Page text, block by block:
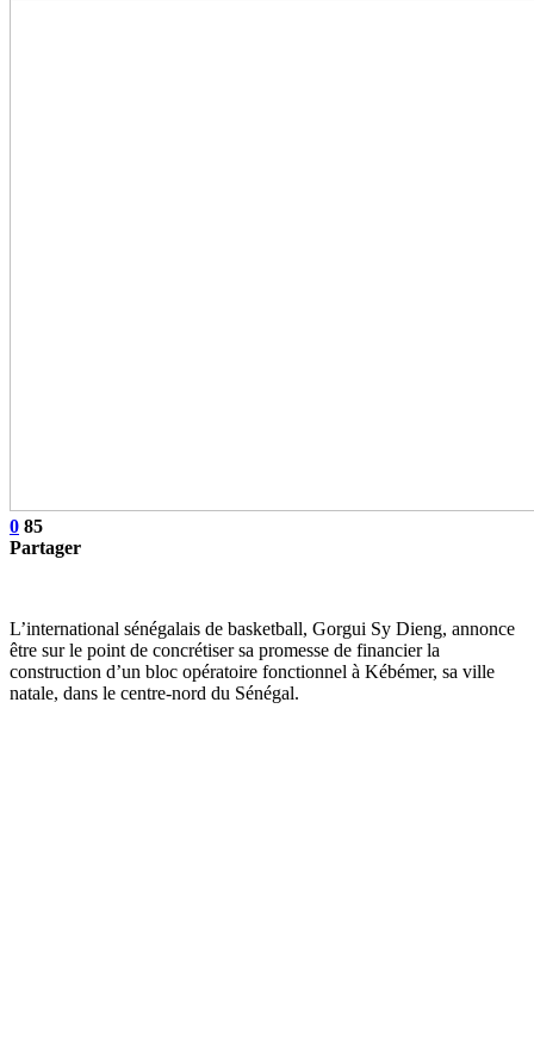
0 85
Partager
L’international sénégalais de basketball, Gorgui Sy Dieng, annonce
être sur le point de concrétiser sa promesse de financier la
construction d’un bloc opératoire fonctionnel à Kébémer, sa ville
natale, dans le centre-nord du Sénégal.